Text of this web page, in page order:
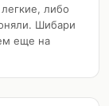
либо
Шибари
еще на